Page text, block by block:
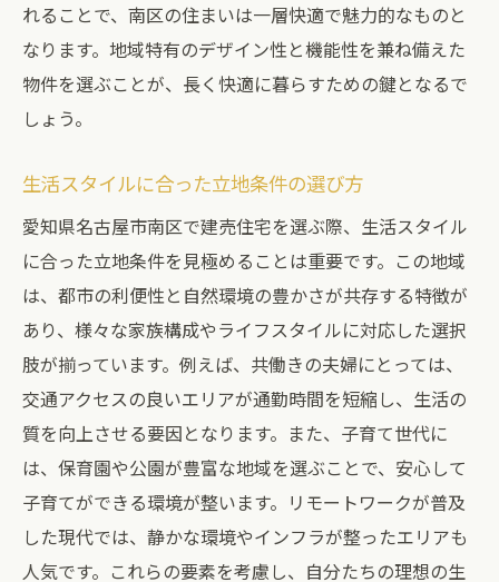
れることで、南区の住まいは一層快適で魅力的なものと
なります。地域特有のデザイン性と機能性を兼ね備えた
物件を選ぶことが、長く快適に暮らすための鍵となるで
しょう。
生活スタイルに合った立地条件の選び方
愛知県名古屋市南区で建売住宅を選ぶ際、生活スタイル
に合った立地条件を見極めることは重要です。この地域
は、都市の利便性と自然環境の豊かさが共存する特徴が
あり、様々な家族構成やライフスタイルに対応した選択
肢が揃っています。例えば、共働きの夫婦にとっては、
交通アクセスの良いエリアが通勤時間を短縮し、生活の
質を向上させる要因となります。また、子育て世代に
は、保育園や公園が豊富な地域を選ぶことで、安心して
子育てができる環境が整います。リモートワークが普及
した現代では、静かな環境やインフラが整ったエリアも
人気です。これらの要素を考慮し、自分たちの理想の生